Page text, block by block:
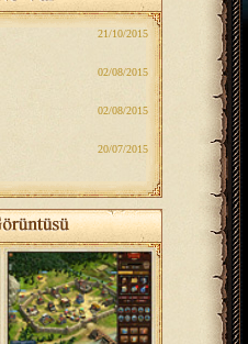
‎21/10/2015
‎02/08/2015
‎02/08/2015
‎20/07/2015